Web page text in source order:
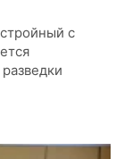
с